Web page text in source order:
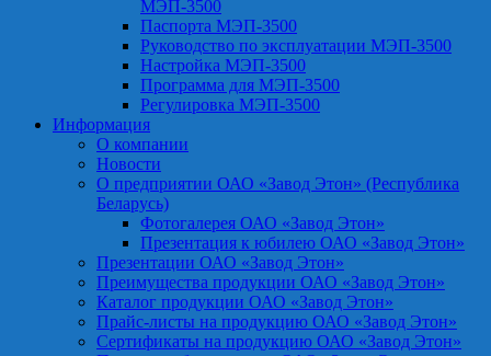
МЭП-3500
Паспорта МЭП-3500
Руководство по эксплуатации МЭП-3500
Настройка МЭП-3500
Программа для МЭП-3500
Регулировка МЭП-3500
Информация
О компании
Новости
О предприятии ОАО «Завод Этон» (Республика
Беларусь)
Фотогалерея ОАО «Завод Этон»
Презентация к юбилею ОАО «Завод Этон»
Презентации ОАО «Завод Этон»
Преимущества продукции ОАО «Завод Этон»
Каталог продукции ОАО «Завод Этон»
Прайс-листы на продукцию ОАО «Завод Этон»
Сертификаты на продукцию ОАО «Завод Этон»